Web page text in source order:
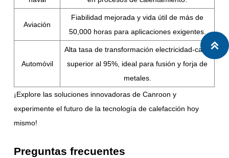
Aviación
Fiabilidad mejorada y vida útil de más de
50,000 horas para aplicaciones exigentes.
Automóvil
Alta tasa de transformación electricidad-calor
superior al 95%, ideal para fusión y forja de
metales.
¡Explore las soluciones innovadoras de Canroon y
experimente el futuro de la tecnología de calefacción hoy
mismo!
Preguntas frecuentes
